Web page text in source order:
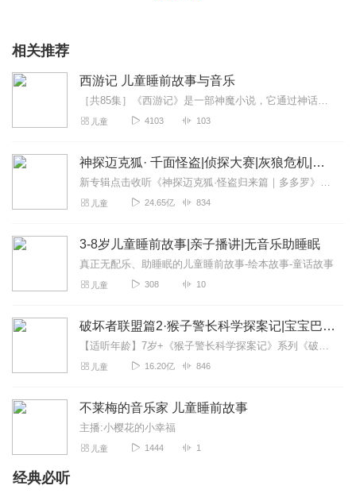
相关推荐
西游记 儿童睡前故事与音乐
［共85集］《西游记》是一部神魔小说，它通过神话的形式，表现了丰富的社会内容，曲折地反映出现实的茅盾，表达了人民的愿望和要求。在孙悟空身上，返映广大人民群众反抗...
儿童 4103 103
神探迈克狐· 千面怪盗|侦探大赛|灰狼危机|多多罗
新专辑点击收听《神探迈克狐·怪盗归来篇｜多多罗》！！！>>>点击进入主播橱窗购买《神探迈克狐》系列图书吧!<<<多多罗故事【点击前往】收听多多罗其他好玩有趣的故...
儿童 24.65亿 834
3-8岁儿童睡前故事|亲子播讲|无音乐助睡眠
真正无配乐、助睡眠的儿童睡前故事-绘本故事-童话故事
儿童 308 10
破坏者联盟篇2·猴子警长科学探案记|宝宝巴士故事
【适听年龄】7岁+《猴子警长科学探案记》系列《破坏者联盟篇1·猴子警长科学探案记》>>>《破坏者联盟篇2·猴子警长科学探案记》>>>《破坏者联盟篇3·猴子警长科...
儿童 16.20亿 846
不莱梅的音乐家 儿童睡前故事
主播:小樱花的小幸福
儿童 1444 1
经典必听